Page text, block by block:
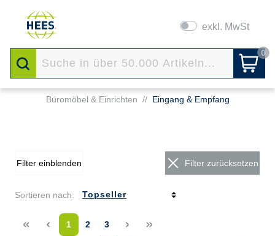
exkl. MwSt
0
Büromöbel & Einrichten // Eingang & Empfang
Filter einblenden Filter zurücksetzen
Sortieren nach:
<< < 1 2 3 > >>